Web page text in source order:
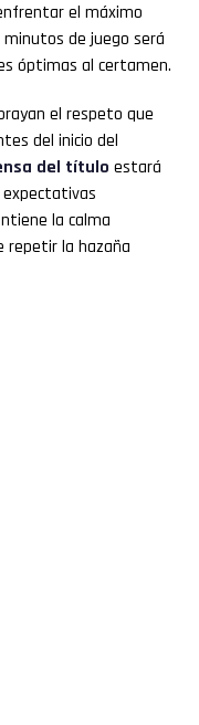
el máximo
de juego será
óptimas al certamen.
el respeto que
del inicio del
del título estará
la calma
repetir la hazaña